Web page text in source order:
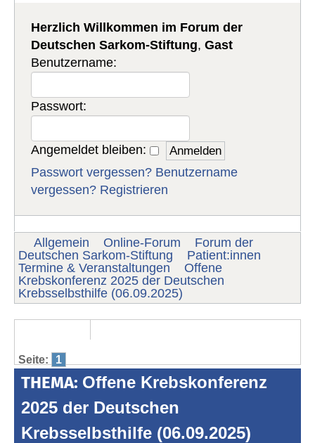
Herzlich Willkommen im Forum der
Deutschen Sarkom-Stiftung,Gast
Benutzername:
Passwort:
Angemeldet bleiben:
Passwort vergessen? Benutzername
vergessen? Registrieren
Allgemein Online-Forum
Forum der
Deutschen Sarkom-Stiftung
Patient:innen
Termine & Veranstaltungen
Offene
Krebskonferenz 2025 der Deutschen
Krebsselbsthilfe (06.09.2025)
Seite: 1
THEMA: Offene Krebskonferenz
2025 der Deutschen
Krebsselbsthilfe (06.09.2025)